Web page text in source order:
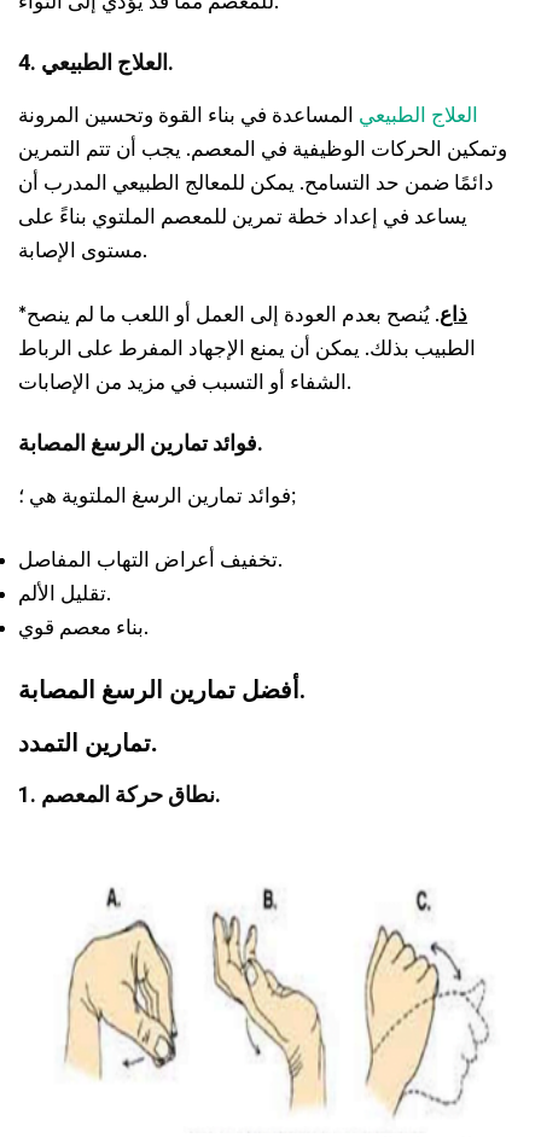
4. العلاج الطبيعي.
العلاج الطبيعي المساعدة في بناء القوة وتحسين المرونة
وتمكين الحركات الوظيفية في المعصم. يجب أن تتم التمرين
دائمًا ضمن حد التسامح. يمكن للمعالج الطبيعي المدرب أن
يساعد في إعداد خطة تمرين للمعصم الملتوي بناءً على
مستوى الإصابة.
* ذاع. يُنصح بعدم العودة إلى العمل أو اللعب ما لم ينصح
الطبيب بذلك. يمكن أن يمنع الإجهاد المفرط على الرباط
الشفاء أو التسبب في مزيد من الإصابات.
فوائد تمارين الرسغ المصابة.
فوائد تمارين الرسغ الملتوية هي ؛;
تخفيف أعراض التهاب المفاصل.
تقليل الألم.
بناء معصم قوي.
أفضل تمارين الرسغ المصابة.
تمارين التمدد.
1. نطاق حركة المعصم.